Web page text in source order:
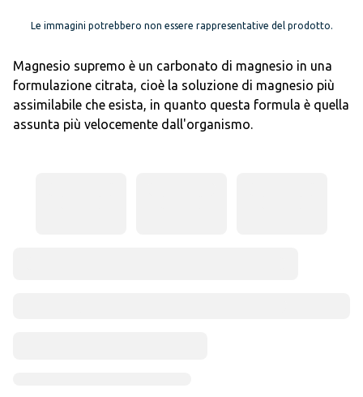
Le immagini potrebbero non essere rappresentative del prodotto.
Magnesio supremo è un carbonato di magnesio in una
formulazione citrata, cioè la soluzione di magnesio più
assimilabile che esista, in quanto questa formula è quella
assunta più velocemente dall'organismo.